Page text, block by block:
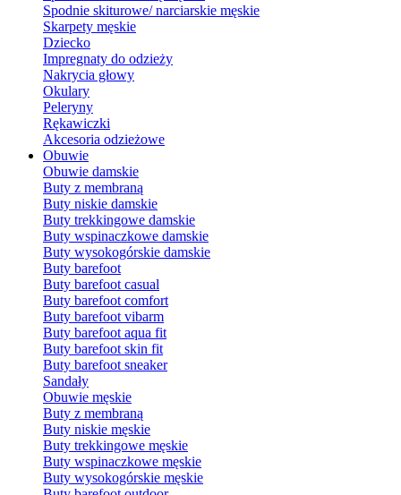
Spodnie skiturowe/ narciarskie męskie
Skarpety męskie
Dziecko
Impregnaty do odzieży
Nakrycia głowy
Okulary
Peleryny
Rękawiczki
Akcesoria odzieżowe
Obuwie
Obuwie damskie
Buty z membraną
Buty niskie damskie
Buty trekkingowe damskie
Buty wspinaczkowe damskie
Buty wysokogórskie damskie
Buty barefoot
Buty barefoot casual
Buty barefoot comfort
Buty barefoot vibarm
Buty barefoot aqua fit
Buty barefoot skin fit
Buty barefoot sneaker
Sandały
Obuwie męskie
Buty z membraną
Buty niskie męskie
Buty trekkingowe męskie
Buty wspinaczkowe męskie
Buty wysokogórskie męskie